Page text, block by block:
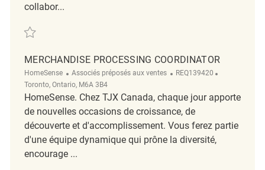
collabor...
Sauvegarder Retail Store Coordinator Temporary HomeSense - Belleville
MERCHANDISE PROCESSING COORDINATOR
HomeSense Catégorie
Associés préposés aux ventes ReqId
REQ139420
Toronto, Ontario, M6A 3B4
HomeSense. Chez TJX Canada, chaque jour apporte
de nouvelles occasions de croissance, de
découverte et d'accomplissement. Vous ferez partie
d'une équipe dynamique qui prône la diversité,
encourage ...